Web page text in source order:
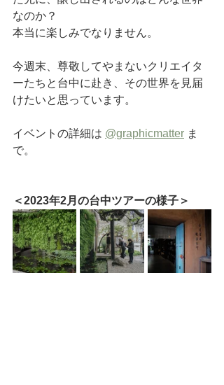
なのか？
本当に楽しみでなりません。
今週末、尊敬してやまないクリエイタ
ーたちと台中に赴き、その世界を見届
けたいと思っています。
イベントの詳細は @graphicmatter ま
で。
＜2023年2月の台中ツアーの様子＞